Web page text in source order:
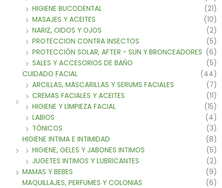
HIGIENE BUCODENTAL
(21)
MASAJES Y ACEITES
(10)
NARIZ, OIDOS Y OJOS
(2)
PROTECCION CONTRA INSECTOS
(5)
PROTECCIÓN SOLAR, AFTER - SUN Y BRONCEADORES (6)
SALES Y ACCESORIOS DE BAÑO
(5)
CUIDADO FACIAL
(44)
ARCILLAS, MASCARILLAS Y SERUMS FACIALES
(7)
CREMAS FACIALES Y ACEITES
(11)
HIGIENE Y LIMPIEZA FACIAL
(15)
LABIOS
(4)
TÓNICOS
(3)
HIGIENE INTIMA E INTIMIDAD
(8)
HIGIENE, GELES Y JABONES INTIMOS
(5)
JUGETES INTIMOS Y LUBRICANTES
(2)
MAMAS Y BEBES
(9)
MAQUILLAJES, PERFUMES Y COLONIAS
(6)